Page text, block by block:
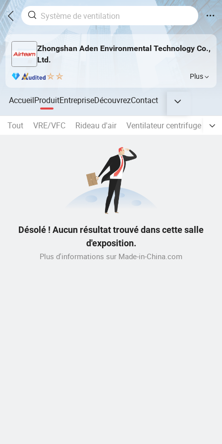
Zhongshan Aden Environmental Technology Co.,
Ltd.
Plus
AccueilProduitEntrepriseDécouvrezContact
Tout VRE/VFC Rideau d'air Ventilateur centrifuge
Désolé ! Aucun résultat trouvé dans cette salle
d'exposition.
Plus d'informations sur Made-in-China.com